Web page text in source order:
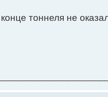
тоннеля не